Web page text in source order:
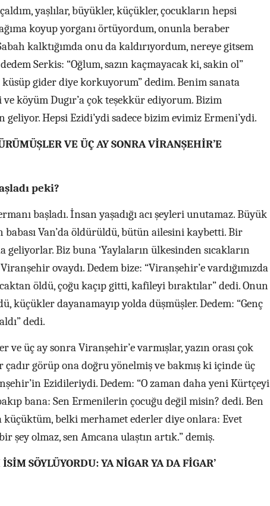
yaşlılar, büyükler, küçükler, çocukların hepsi
koyup yorganı örtüyordum, onunla beraber
kalktığımda onu da kaldırıyordum, nereye gitsem
Serkis: “Oğlum, sazın kaçmayacak ki, sakin ol”
küsüp gider diye korkuyorum” dedim. Benim sanata
köyüm Dugır’a çok teşekkür ediyorum. Bizim
Hepsi Ezidi’ydi sadece bizim evimiz Ermeni’ydi.
VE ÜÇ AY SONRA VİRANŞEHİR’E
peki?
başladı. İnsan yaşadığı acı şeyleri unutamaz. Büyük
babası Van’da öldürüldü, bütün ailesini kaybetti. Bir
geliyorlar. Biz buna ‘Yaylaların ülkesinden sıcakların
ovaydı. Dedem bize: “Viranşehir’e vardığımızda
öldü, çoğu kaçıp gitti, kafileyi bıraktılar” dedi. Onun
küçükler dayanamayıp yolda düşmüşler. Dedem: “Genç
dedi.
ve üç ay sonra Viranşehir’e varmışlar, yazın orası çok
çadır görüp ona doğru yönelmiş ve bakmış ki içinde üç
Ezidileriydi. Dedem: “O zaman daha yeni Kürtçeyi
bana: Sen Ermenilerin çocuğu değil misin? dedi. Ben
belki merhamet ederler diye onlara: Evet
şey olmaz, sen Amcana ulaştın artık.” demiş.
SÖYLÜYORDU: YA NİGAR YA DA FİGAR’